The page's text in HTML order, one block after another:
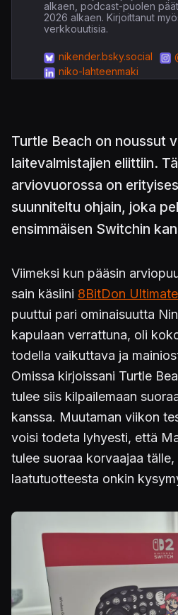
alkaen, podcast-puolen
2026 alkaen. Kirjoittanut
verkkouutisia.
nikender.bsky.social
niko-lahteenmaki
Turtle Beach on noussut
laitevalmistajien eliittiin.
arviovuorossa on
suunniteltu ohjain, joka
ensimmäisen Switchin
Viimeksi kun pääsin
sain käsiini 8BitDon
puuttui pari ominaisuutta
kapulaan verrattuna, oli
todella vaikuttava ja
Omissa kirjoissani Turtle
tulee siis kilpailemaan
kanssa. Muutaman viikon
voisi todeta lyhyesti, että
tulee suoraa korvaajaa
laatutuotteesta onkin
Kuva